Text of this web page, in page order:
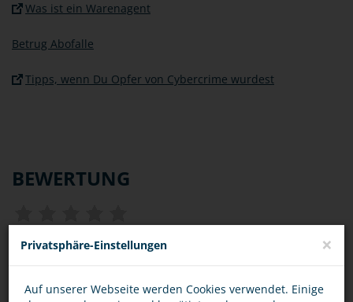
Was ist ein Warenagent
Betrug Abofalle
Tipps, wenn Du Opfer von Cybercrime wurdest
BEWERTUNG
Privatsphäre-Einstellungen ×
Auf unserer Webseite werden Cookies verwendet. Einige